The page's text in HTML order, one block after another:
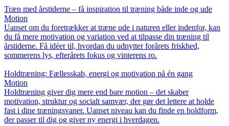
Træn med årstiderne – få inspiration til træning både inde og ude
Motion
Uanset om du foretrækker at træne ude i naturen eller indenfor, kan
du få mere motivation og variation ved at tilpasse din træning til
årstiderne. Få idéer til, hvordan du udnytter forårets friskhed,
sommerens lys, efterårets fokus og vinterens ro.
Holdtræning: Fællesskab, energi og motivation på én gang
Motion
Holdtræning giver dig mere end bare motion – det skaber
motivation, struktur og socialt samvær, der gør det lettere at holde
fast i dine træningsvaner. Uanset niveau kan du finde en holdform,
der passer til dig og giver ny energi i hverdagen.